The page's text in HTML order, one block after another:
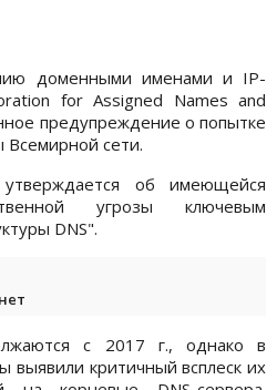
доменными именами и IP-
for Assigned Names and
предупреждение о попытке
Всемирной сети.
об имеющейся
угрозы ключевым
DNS".
с 2017 г., однако в
выявили критичный всплеск их